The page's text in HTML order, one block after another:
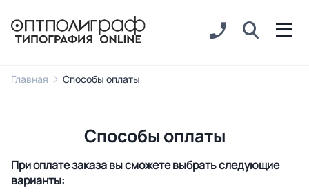
Главная Способы оплаты
Способы оплаты
При оплате заказа вы сможете выбрать следующие
варианты: